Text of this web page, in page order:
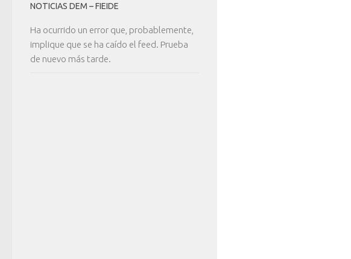
NOTICIAS DEM – FIEIDE
Ha ocurrido un error que, probablemente,
implique que se ha caído el feed. Prueba
de nuevo más tarde.